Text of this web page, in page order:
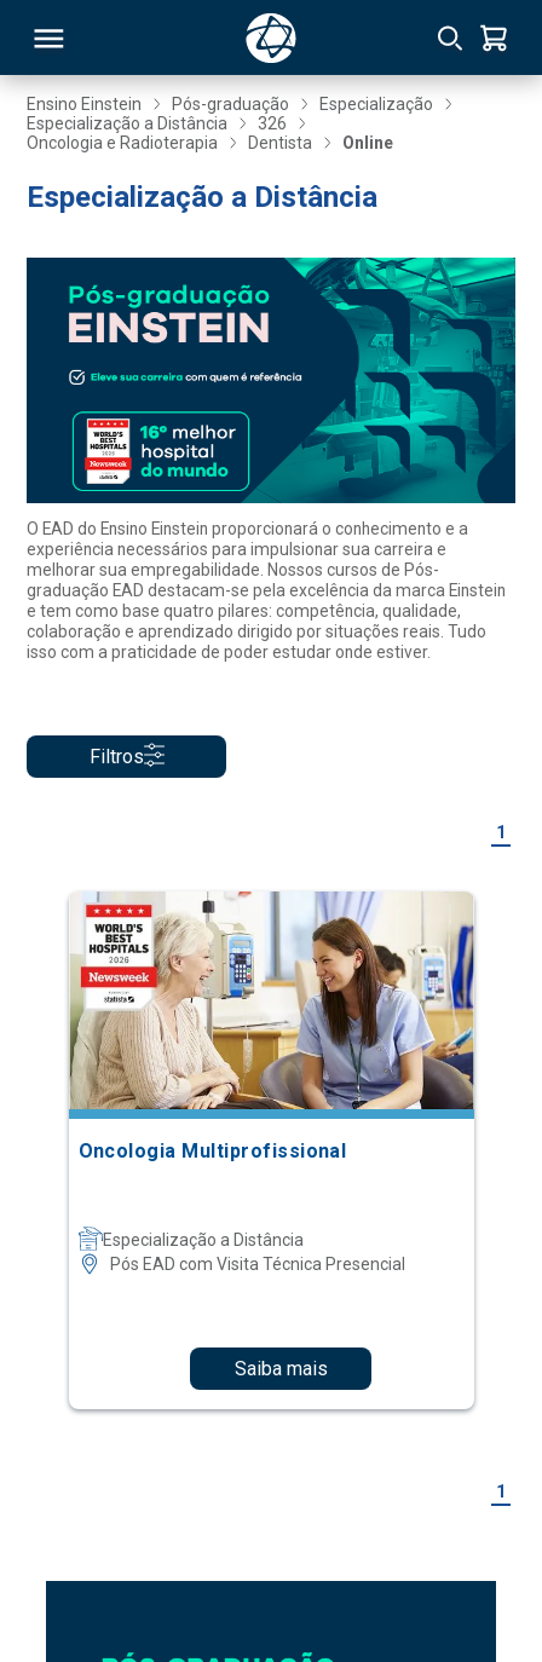
Ensino Einstein Pós-graduação
Especialização
Especialização a Distância
326
Oncologia e Radioterapia
Dentista Online
Especialização a Distância
O EAD do Ensino Einstein proporcionará o conhecimento e a
experiência necessários para impulsionar sua carreira e
melhorar sua empregabilidade. Nossos cursos de Pós-
graduação EAD destacam-se pela excelência da marca Einstein
e tem como base quatro pilares: competência, qualidade,
colaboração e aprendizado dirigido por situações reais. Tudo
isso com a praticidade de poder estudar onde estiver.
Filtros
1
Oncologia Multiprofissional
Especialização a Distância
Pós EAD com Visita Técnica Presencial
Saiba mais
1